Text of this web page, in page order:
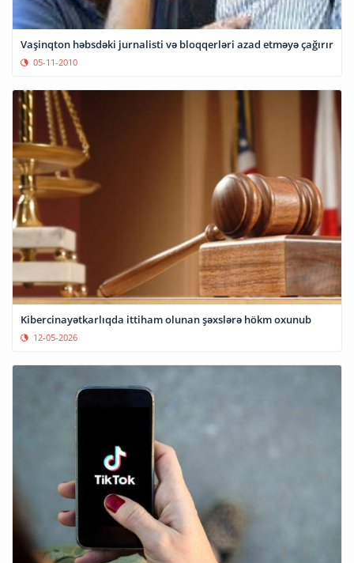
Vaşinqton həbsdəki jurnalisti və bloqqerləri azad etməyə çağırır
05-11-2010
Kibercinayətkarlıqda ittiham olunan şəxslərə hökm oxunub
12-05-2026